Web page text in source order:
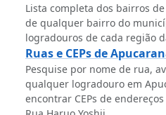
Lista completa dos bairros
de qualquer bairro do
logradouros de cada região
Ruas e CEPs de
Pesquise por nome de rua,
qualquer logradouro em
encontrar CEPs de